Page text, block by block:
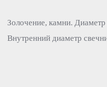
Золочение, камни.
Внутренний диаметр